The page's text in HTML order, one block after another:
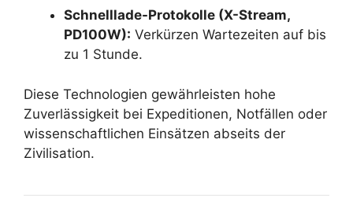
Schnelllade-Protokolle (X-Stream,
PD100W): Verkürzen Wartezeiten auf bis
zu 1 Stunde.
Diese Technologien gewährleisten hohe
Zuverlässigkeit bei Expeditionen, Notfällen oder
wissenschaftlichen Einsätzen abseits der
Zivilisation.